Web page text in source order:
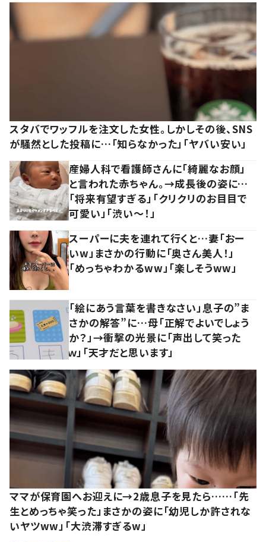
スタバでワッフルを注文した女性。しかしその後、SNS
が騒然とした投稿に…「知らなかった」「ヤバい安い」
産婦人科で看護師さんに「綺麗なお顔」
と言われた赤ちゃん。→成長後の姿に…
「将来有望すぎる」「クリクリのお目目で
可愛い」「渋い～！」
スーパーに夫を連れて行くと…妻「おー
いw」まさかの行動に「奥さん美人！」
「めっちゃわかるww」「楽しそうww」
「絵にあう言葉を書きなさい」息子の”ま
さかの解答”に…母「正解でよいでしょう
か？」→衝撃の光景に「声出して笑った
ｗ」「天才だと思います」
ママが保育園へお迎えに→2歳息子を見たら……「先
生とめっちゃ笑った」まさかの姿に「幼児しか許されな
いヤツww」「大渋滞すぎるw」